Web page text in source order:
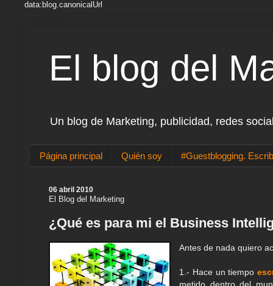
data:blog.canonicalUrl
El blog del
Un blog de Marketing, publicidad, redes
Página principal Quién soy #Guestblogging.
06 abril 2010
El Blog del Marketing
¿Qué es para mi el Business
Antes de nada quiero
1.- Hace un tiempo